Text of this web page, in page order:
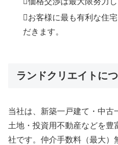
お客様に最も有利な住
だきます。
ランドクリエイトに
当社は、新築一戸建て・中古
土地・投資用不動産などを豊
社です。仲介手数料（最大）